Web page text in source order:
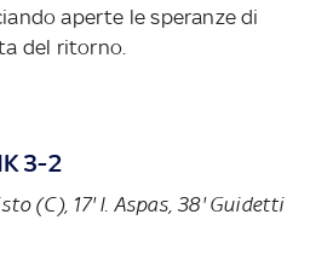
aperte le speranze di
del ritorno.
3-2
(C), 17' I. Aspas, 38' Guidetti